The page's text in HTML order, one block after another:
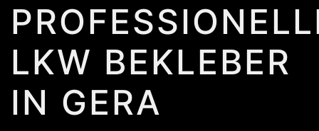
LKW BEKLEBER
IN GERA